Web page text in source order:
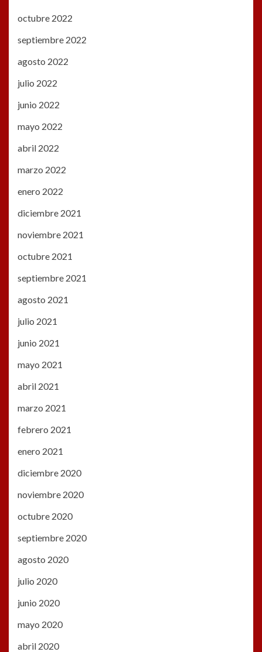
octubre 2022
septiembre 2022
agosto 2022
julio 2022
junio 2022
mayo 2022
abril 2022
marzo 2022
enero 2022
diciembre 2021
noviembre 2021
octubre 2021
septiembre 2021
agosto 2021
julio 2021
junio 2021
mayo 2021
abril 2021
marzo 2021
febrero 2021
enero 2021
diciembre 2020
noviembre 2020
octubre 2020
septiembre 2020
agosto 2020
julio 2020
junio 2020
mayo 2020
abril 2020